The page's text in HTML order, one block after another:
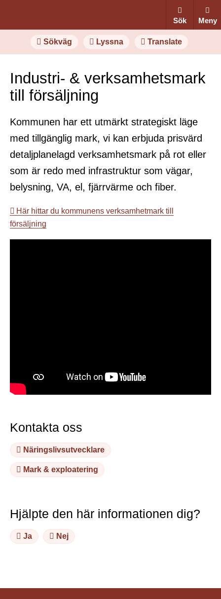
Sök Meny
Sökväg Lyssna Translate
Industri- & verksamhetsmark
till försäljning
Kommunen har ett utmärkt strategiskt läge
med tillgänglig mark, vi kan erbjuda prisvärd
detaljplanelagd verksamhetsmark på rot eller
som är redo med infrastruktur som vägar,
belysning, VA, el, fjärrvärme och fiber.
Här hittar du kommunens verksamhetmark till
försäljning
Kontakta oss
Näringslivsutvecklare
Mark & exploatering
Hjälpte den här informationen dig?
Ja Nej